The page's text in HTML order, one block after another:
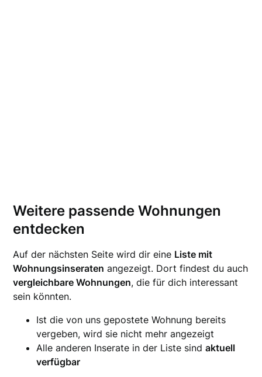
Weitere passende Wohnungen
entdecken
Auf der nächsten Seite wird dir eine Liste mit
Wohnungsinseraten angezeigt. Dort findest du auch
vergleichbare Wohnungen, die für dich interessant
sein könnten.
Ist die von uns gepostete Wohnung bereits
vergeben, wird sie nicht mehr angezeigt
Alle anderen Inserate in der Liste sindaktuell
verfügbar